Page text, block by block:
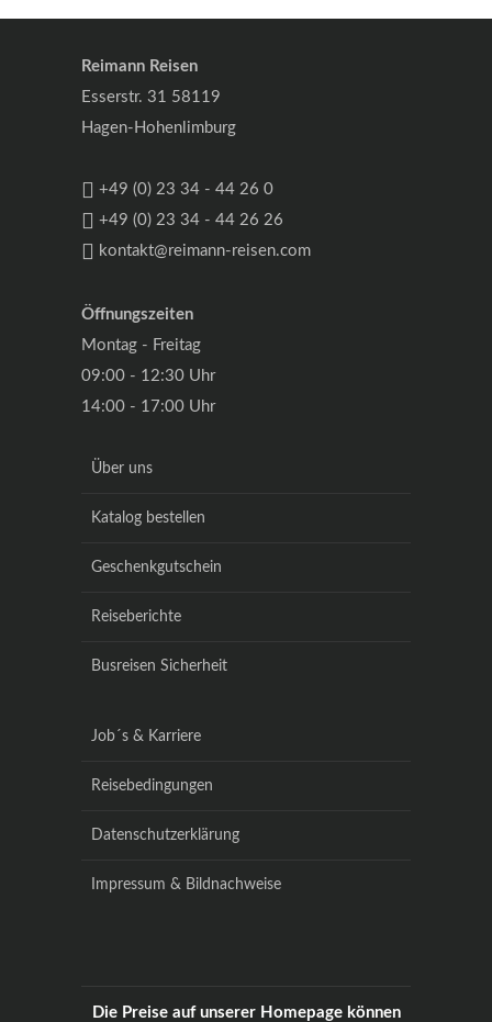
Reimann Reisen
Esserstr. 31 58119
Hagen-Hohenlimburg
+49 (0) 23 34 - 44 26 0
+49 (0) 23 34 - 44 26 26
kontakt@reimann-reisen.com
Öffnungszeiten
Montag - Freitag
09:00 - 12:30 Uhr
14:00 - 17:00 Uhr
Über uns
Katalog bestellen
Geschenkgutschein
Reiseberichte
Busreisen Sicherheit
Job´s & Karriere
Reisebedingungen
Datenschutzerklärung
Impressum & Bildnachweise
Die Preise auf unserer Homepage können